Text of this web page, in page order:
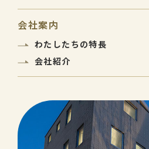
会社案内
わたしたちの特長
会社紹介